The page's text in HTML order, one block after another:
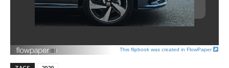
This flipbook was created in FlowPaper